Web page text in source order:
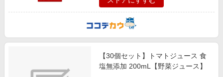
【30個セット】トマトジュース 食
塩無添加 200mL【野菜ジュース】